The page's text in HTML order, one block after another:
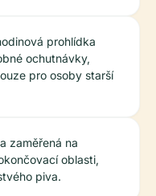
prohlídka
ochutnávky,
pro osoby starší
zaměřená na
oblasti,
piva.